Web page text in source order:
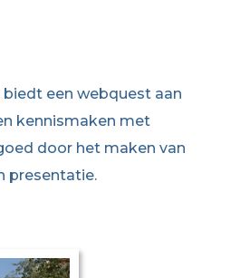
een webquest aan
kennismaken met
door het maken van
presentatie.